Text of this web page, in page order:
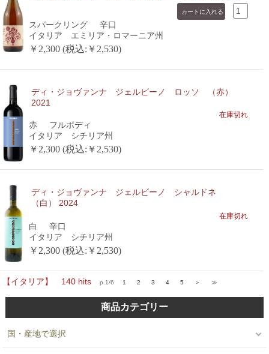
スパークリング
辛口
イタリア エミリア・ロマーニア州
￥2,300 (税込:￥2,530)
ディ・ジョヴァンナ ジェルビーノ ロッソ （赤）
2021
在庫切れ
赤
フルボディ
イタリア シチリア州
￥2,300 (税込:￥2,530)
ディ・ジョヴァンナ ジェルビーノ シャルドネ
（白） 2024
在庫切れ
白
辛口
イタリア シチリア州
￥2,300 (税込:￥2,530)
【イタリア】 140 hitsp.1/6 1 2 3 4 5 ＞ ≫
商品カテゴリー
国・産地で選択